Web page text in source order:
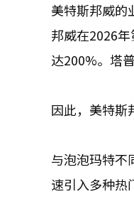
美特斯邦威的
邦威在2026
达200%。塔
因此，美特斯
与泡泡玛特不
速引入多种热